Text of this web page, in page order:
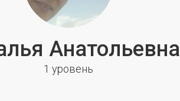
Анатольевна
1 уровень